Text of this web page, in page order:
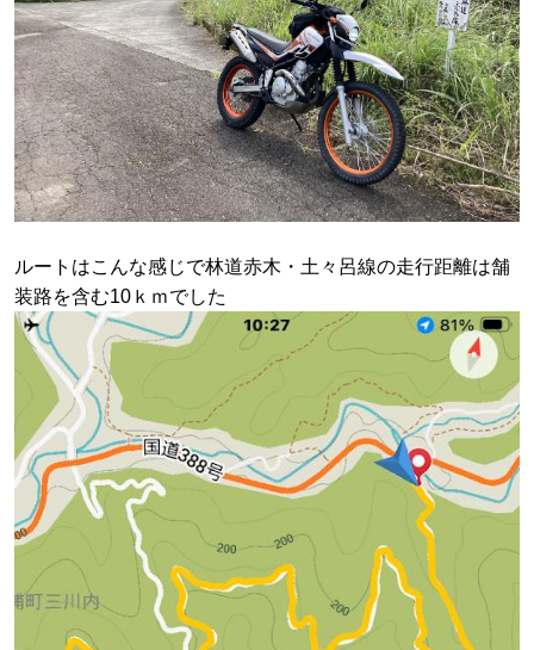
ルートはこんな感じで林道赤木・土々呂線の走行距離は舗
装路を含む10ｋｍでした